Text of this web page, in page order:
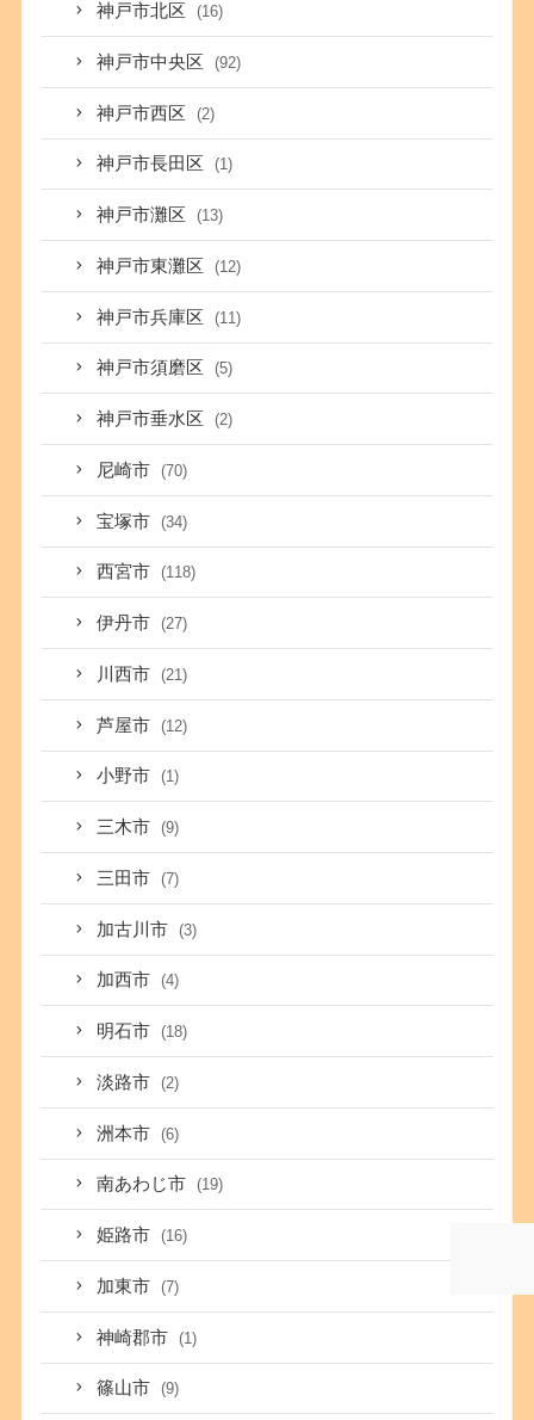
神戸市北区 (16)
神戸市中央区 (92)
神戸市西区 (2)
神戸市長田区 (1)
神戸市灘区 (13)
神戸市東灘区 (12)
神戸市兵庫区 (11)
神戸市須磨区 (5)
神戸市垂水区 (2)
尼崎市 (70)
宝塚市 (34)
西宮市 (118)
伊丹市 (27)
川西市 (21)
芦屋市 (12)
小野市 (1)
三木市 (9)
三田市 (7)
加古川市 (3)
加西市 (4)
明石市 (18)
淡路市 (2)
洲本市 (6)
南あわじ市 (19)
姫路市 (16)
加東市 (7)
神崎郡市 (1)
篠山市 (9)